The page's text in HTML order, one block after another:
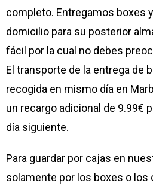
completo. Entregamos boxes
domicilio para su posterior
fácil por la cual no debes
El transporte de la entrega de
recogida en mismo día en
un recargo adicional de 9.99€
día siguiente.
Para guardar por cajas en
solamente por los boxes o